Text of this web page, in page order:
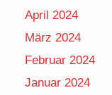
April 2024
März 2024
Februar 2024
Januar 2024